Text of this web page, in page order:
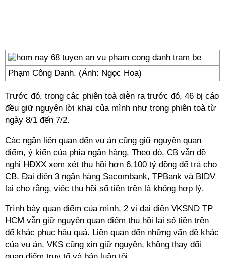
Phạm Công Danh. (Ảnh: Ngọc Hoa)
Trước đó, trong các phiên toà diễn ra trước đó, 46 bị cáo
đều giữ nguyên lời khai của mình như trong phiên toà từ
ngày 8/1 đến 7/2.
Các ngân liên quan đến vụ án cũng giữ nguyên quan
điểm, ý kiến của phía ngân hàng. Theo đó, CB vẫn đề
nghị HĐXX xem xét thu hồi hơn 6.100 tỷ đồng để trả cho
CB. Đại diện 3 ngân hàng Sacombank, TPBank và BIDV
lại cho rằng, việc thu hồi số tiền trên là không hợp lý.
Trình bày quan điểm của mình, 2 vị đaị diện VKSND TP
HCM vẫn giữ nguyên quan điểm thu hồi lại số tiền trên
để khác phục hậu quả. Liên quan đến những vấn đề khác
của vụ án, VKS cũng xin giữ nguyên, không thay đổi